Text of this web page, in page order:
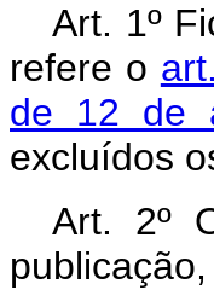
Art. 1º
refere o
de 12 de
excluídos
Art. 2º